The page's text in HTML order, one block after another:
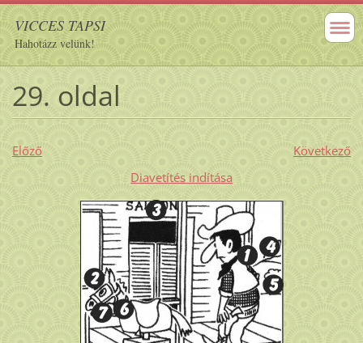
VICCES TAPSI
Hahotázz velünk!
29. oldal
Előző
Következő
Diavetítés indítása